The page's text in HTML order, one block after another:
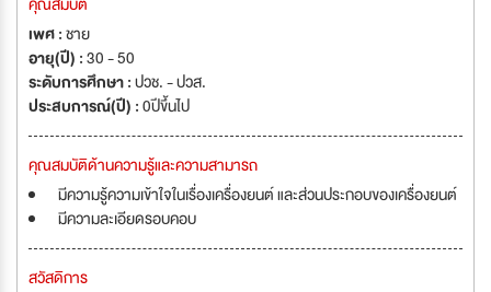
เพศ :ชาย
อายุ(ปี) :30 - 50
ระดับการศึกษา :ปวช. - ปวส.
ประสบการณ์(ปี) :0ปีขึ้นไป
คุณสมบัติด้านความรู้และความสามารถ
มีความรู้ความเข้าใจในเรื่องเครื่องยนต์ และส่วนประกอบของเครื่องยนต์
มีความละเอียดรอบคอบ
สวัสดิการ